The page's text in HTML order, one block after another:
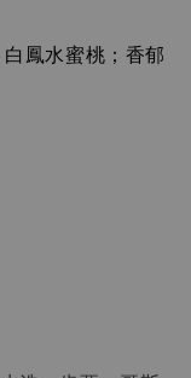
鳳水蜜桃；香郁